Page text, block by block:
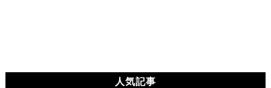
人気記事